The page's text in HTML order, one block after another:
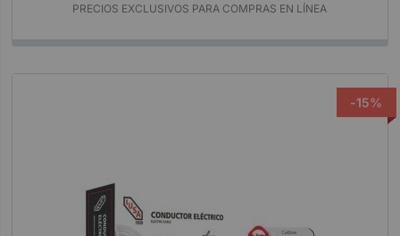
PRECIOS EXCLUSIVOS PARA COMPRAS EN LÍNEA
-15%